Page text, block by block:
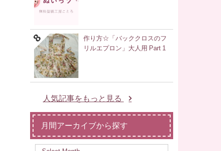
作り方☆「バッククロスのフ
リルエプロン」大人用 Part 1
人気記事をもっと見る
月間アーカイブから探す